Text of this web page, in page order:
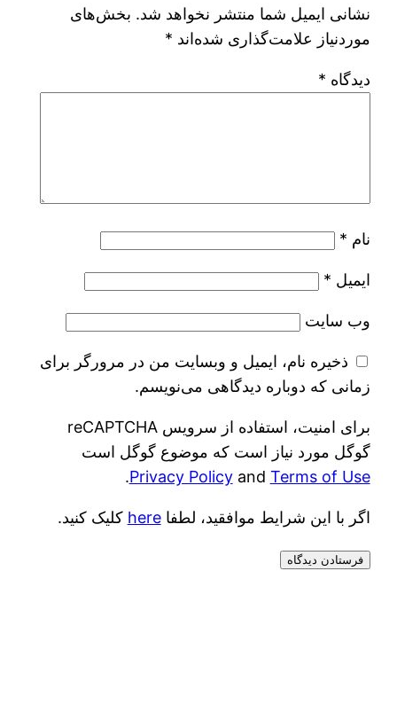
نشانی ایمیل شما منتشر نخواهد شد. بخش‌های
موردنیاز علامت‌گذاری شده‌اند *
دیدگاه *
نام *
ایمیل *
وب‌ سایت
ذخیره نام، ایمیل و وبسایت من در مرورگر برای
زمانی که دوباره دیدگاهی می‌نویسم.
برای امنیت، استفاده از سرویس reCAPTCHA
گوگل مورد نیاز است که موضوع گوگل است
Privacy Policyand Terms of Use
.
اگر با این شرایط موافقید، لطفاhere کلیک کنید.